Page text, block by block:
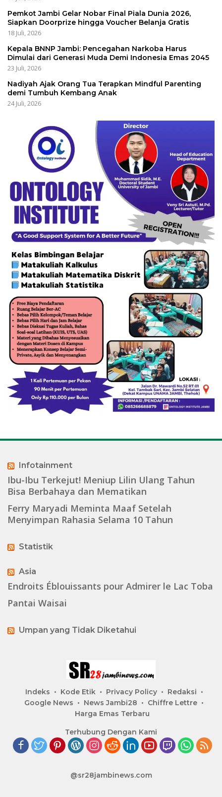
Pemkot Jambi Gelar Nobar Final Piala Dunia 2026,
Siapkan Doorprize hingga Voucher Belanja Gratis
18 Juli, 2026
Kepala BNNP Jambi: Pencegahan Narkoba Harus
Dimulai dari Generasi Muda Demi Indonesia Emas 2045
23 Juli, 2026
Nadiyah Ajak Orang Tua Terapkan Mindful Parenting
demi Tumbuh Kembang Anak
24 Juli, 2026
Infotainment
Ibu-Ibu Terkejut! Meniup Lilin Ulang Tahun
Bisa Berbahaya dan Mematikan
Ferry Maryadi Meminta Maaf Setelah
Menyimpan Rahasia Selama 10 Tahun
Statistik
Asia
Endroits Éblouissants pour Admirer le Lac Toba
Pantai Waisai
Umpan yang Tidak Diketahui
Indeks Kode Etik Privacy Policy
Redaksi
Google News
News Jambi28
Chiffre Lettre
Harga Emas Terbaru
Terhubung Dengan Kami
@sr28jambinews.com